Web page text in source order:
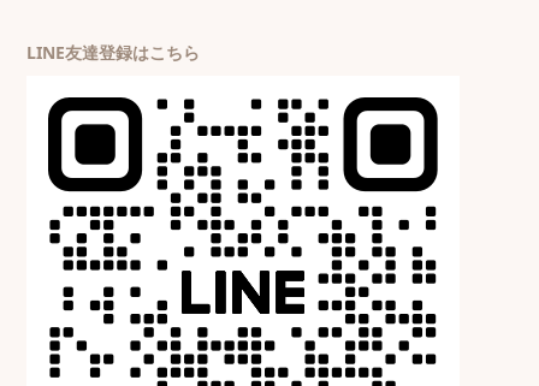
LINE友達登録はこちら